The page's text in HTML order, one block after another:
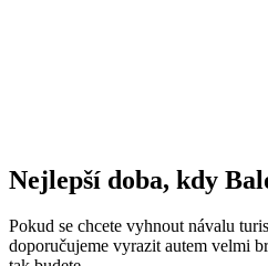
Nejlepší doba, kdy
Pokud se chcete vyhnout návalu
doporučujeme vyrazit autem velmi